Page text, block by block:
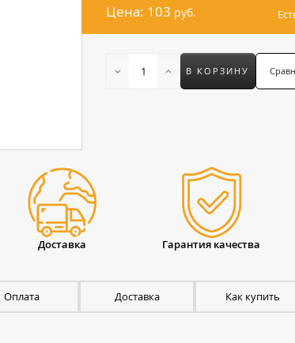
Цена: 103 руб.
В КОРЗИНУ
Доставка Гарантия качества
Оплата Доставка Как купить